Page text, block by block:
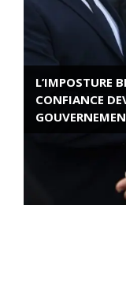
L’IMPOSTURE
CONFIANCE
ROSE